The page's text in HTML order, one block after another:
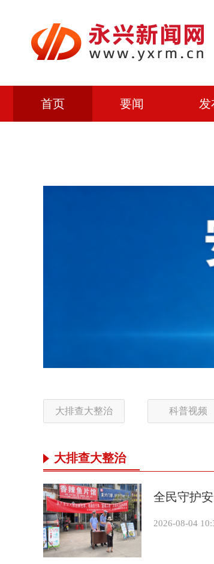
首页 要闻 发
大排查大整治 科普视频
大排查大整治
全民守护
2026-08-04